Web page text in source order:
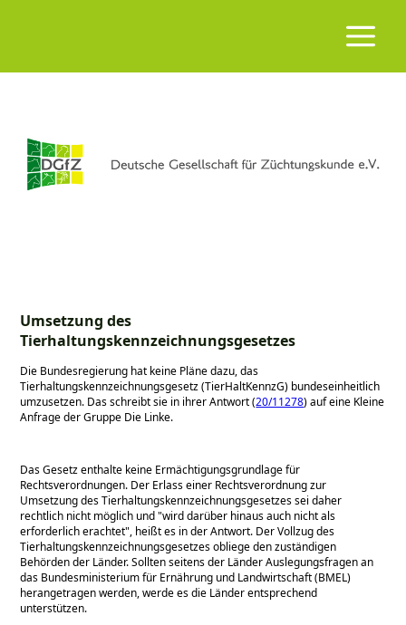
Umsetzung des
Tierhaltungskennzeichnungsgesetzes
Die Bundesregierung hat keine Pläne dazu, das
Tierhaltungskennzeichnungsgesetz (TierHaltKennzG) bundeseinheitlich
umzusetzen. Das schreibt sie in ihrer Antwort (20/11278) auf eine Kleine
Anfrage der Gruppe Die Linke.
Das Gesetz enthalte keine Ermächtigungsgrundlage für
Rechtsverordnungen. Der Erlass einer Rechtsverordnung zur
Umsetzung des Tierhaltungskennzeichnungsgesetzes sei daher
rechtlich nicht möglich und wird darüber hinaus auch nicht als
erforderlich erachtet , heißt es in der Antwort. Der Vollzug des
Tierhaltungskennzeichnungsgesetzes obliege den zuständigen
Behörden der Länder. Sollten seitens der Länder Auslegungsfragen an
das Bundesministerium für Ernährung und Landwirtschaft (BMEL)
herangetragen werden, werde es die Länder entsprechend
unterstützen.